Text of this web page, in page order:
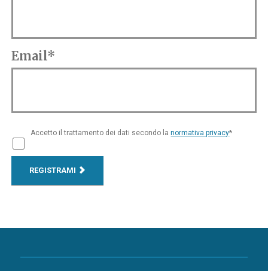
Email*
Accetto il trattamento dei dati secondo lanormativa privacy*
REGISTRAMI